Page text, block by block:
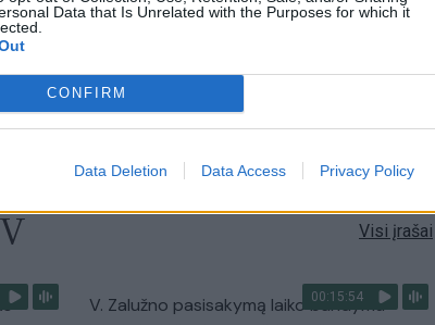
Data that Is Unrelated with the Purposes for which it
CONFIRM
Data Deletion Data Access Privacy Policy
paruošimo būdą
Žinios | Lietuvos diena
Visi įrašai
00:15:54
V. Zalužno pasisakymą laiko bandymu